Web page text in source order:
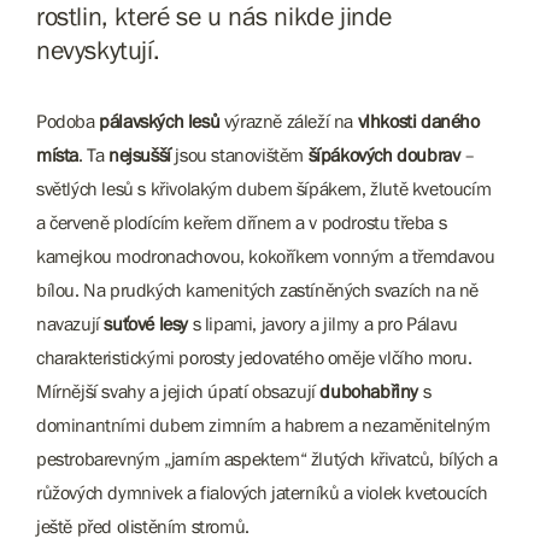
rostlin, které se u nás nikde jinde
nevyskytují.
Podoba pálavských lesů výrazně záleží na vlhkosti daného
místa. Ta nejsuššíjsou stanovištěm šípákových doubrav–
světlých lesů s křivolakým dubem šípákem, žlutě kvetoucím
a červeně plodícím keřem dřínem a v podrostu třeba s
kamejkou modronachovou, kokoříkem vonným a třemdavou
bílou. Na prudkých kamenitých zastíněných svazích na ně
navazujísuťové lesys lipami, javory a jilmy a pro Pálavu
charakteristickými porosty jedovatého oměje vlčího moru.
Mírnější svahy a jejich úpatí obsazujídubohabřinys
dominantními dubem zimním a habrem a nezaměnitelným
pestrobarevným „jarním aspektem“ žlutých křivatců, bílých a
růžových dymnivek a fialových jaterníků a violek kvetoucích
ještě před olistěním stromů.